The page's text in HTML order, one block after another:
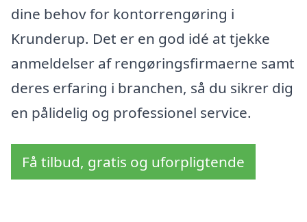
dine behov for kontorrengøring i
Krunderup. Det er en god idé at tjekke
anmeldelser af rengøringsfirmaerne samt
deres erfaring i branchen, så du sikrer dig
en pålidelig og professionel service.
Få tilbud, gratis og uforpligtende